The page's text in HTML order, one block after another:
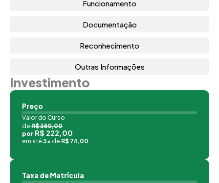
Funcionamento
Documentação
Reconhecimento
Outras Informações
Investimento
Preço
Valor do Curso
de R$ 350,00
por R$ 222,00
em até 3x de R$ 74,00
Taxa de Matrícula